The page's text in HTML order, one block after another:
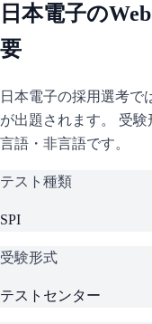
日本電子の
要
日本電子の採用選考で
が出題されます。 受験
言語・非言語です。
テスト種類
SPI
受験形式
テストセンター